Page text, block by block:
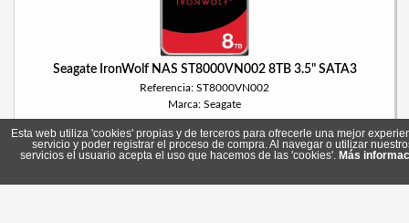
Seagate IronWolf NAS ST8000VN002 8TB 3.5" SATA3
Referencia: ST8000VN002
Marca: Seagate
375,85 €
Stock: 0
Esta web utiliza 'cookies' propias y de terceros para ofrecerle una mejor
servicio y poder registrar el proceso de compra. Al navegar o utilizar
servicios el usuario acepta el uso que hacemos de las 'cookies'. Más